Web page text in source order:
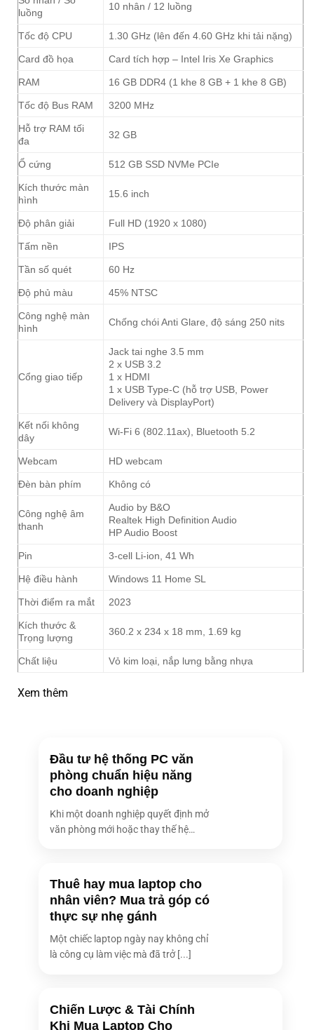
luồng
10 nhân / 12 luồng
Tốc độ CPU 1.30 GHz (lên đến 4.60 GHz khi tải nặng)
Card đồ họa Card tích hợp – Intel Iris Xe Graphics
RAM 16 GB DDR4 (1 khe 8 GB + 1 khe 8 GB)
Tốc độ Bus RAM 3200 MHz
Hỗ trợ RAM tối
đa
32 GB
Ổ cứng 512 GB SSD NVMe PCIe
Kích thước màn
hình
15.6 inch
Độ phân giải Full HD (1920 x 1080)
Tấm nền IPS
Tần số quét 60 Hz
Độ phủ màu 45% NTSC
Công nghệ màn
hình
Chống chói Anti Glare, độ sáng 250 nits
Cổng giao tiếp
Jack tai nghe 3.5 mm
2 x USB 3.2
1 x HDMI
1 x USB Type-C (hỗ trợ USB, Power
Delivery và DisplayPort)
Kết nối không
dây
Wi-Fi 6 (802.11ax), Bluetooth 5.2
Webcam HD webcam
Đèn bàn phím Không có
Công nghệ âm
thanh
Audio by B&O
Realtek High Definition Audio
HP Audio Boost
Pin 3-cell Li-ion, 41 Wh
Hệ điều hành Windows 11 Home SL
Thời điểm ra mắt 2023
Kích thước &
Trọng lượng
360.2 x 234 x 18 mm, 1.69 kg
Chất liệu Vỏ kim loại, nắp lưng bằng nhựa
Xem thêm
Đầu tư hệ thống PC văn
phòng chuẩn hiệu năng
cho doanh nghiệp
Khi một doanh nghiệp quyết định mở
văn phòng mới hoặc thay thế hệ
Thuê hay mua laptop cho
nhân viên? Mua trả góp có
thực sự nhẹ gánh
Một chiếc laptop ngày nay không chỉ
là công cụ làm việc mà đã trở [...]
Chiến Lược & Tài Chính
Khi Mua Laptop Cho